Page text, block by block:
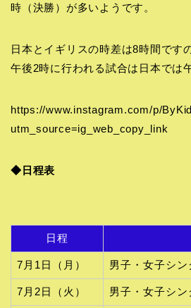
時（決勝）が多いようです。
日本とイギリスの時差は8時間です
午後2時に行われる試合は日本では
https://www.instagram.com/p/
utm_source=ig_web_copy_link
◆日程表
日程
7月1日（月） 男子・女子シ
7月2日（火） 男子・女子シ